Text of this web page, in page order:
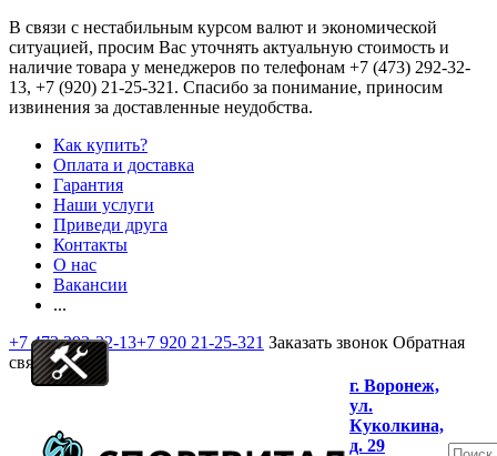
В связи с нестабильным курсом валют и экономической
ситуацией, просим Вас уточнять актуальную стоимость и
наличие товара у менеджеров по телефонам +7 (473) 292-32-
13, +7 (920) 21-25-321 . Спасибо за понимание, приносим
извинения за доставленные неудобства.
Как купить?
Оплата и доставка
Гарантия
Наши услуги
Приведи друга
Контакты
О нас
Вакансии
...
+7 473 292-32-13+7 920 21-25-321 Заказать звонок Обратная
связь
г. Воронеж,
ул.
Куколкина,
д. 29